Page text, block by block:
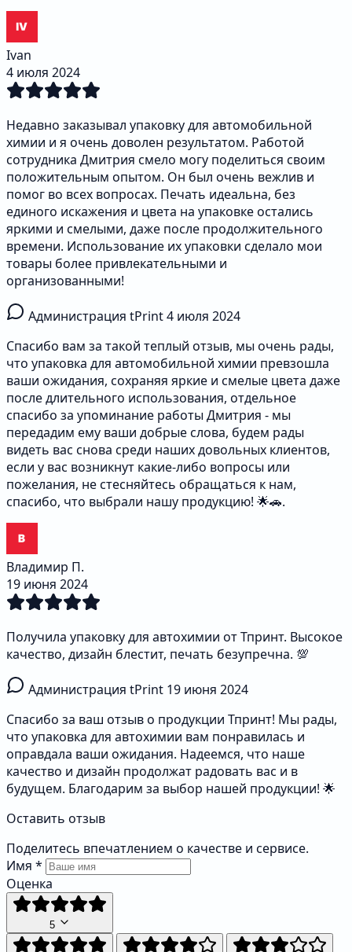
Ivan
4 июля 2024
Недавно заказывал упаковку для автомобильной
химии и я очень доволен результатом. Работой
сотрудника Дмитрия смело могу поделиться своим
положительным опытом. Он был очень вежлив и
помог во всех вопросах. Печать идеальна, без
единого искажения и цвета на упаковке остались
яркими и смелыми, даже после продолжительного
времени. Использование их упаковки сделало мои
товары более привлекательными и
организованными!
Администрация tPrint4 июля 2024
Спасибо вам за такой теплый отзыв, мы очень рады,
что упаковка для автомобильной химии превзошла
ваши ожидания, сохраняя яркие и смелые цвета даже
после длительного использования, отдельное
спасибо за упоминание работы Дмитрия - мы
передадим ему ваши добрые слова, будем рады
видеть вас снова среди наших довольных клиентов,
если у вас возникнут какие-либо вопросы или
пожелания, не стесняйтесь обращаться к нам,
спасибо, что выбрали нашу продукцию! 🌟🚗.
Владимир П.
19 июня 2024
Получила упаковку для автохимии от Тпринт. Высокое
качество, дизайн блестит, печать безупречна. 💯
Администрация tPrint 19 июня 2024
Спасибо за ваш отзыв о продукции Тпринт! Мы рады,
что упаковка для автохимии вам понравилась и
оправдала ваши ожидания. Надеемся, что наше
качество и дизайн продолжат радовать вас и в
будущем. Благодарим за выбор нашей продукции! 🌟
Оставить отзыв
Поделитесь впечатлением о качестве и сервисе.
Имя *
Оценка
5